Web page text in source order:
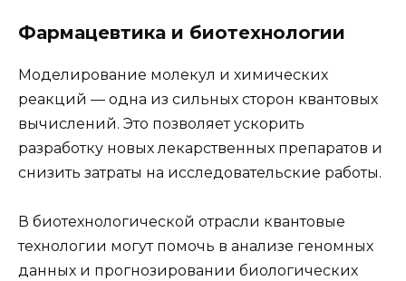
Фармацевтика и биотехнологии
Моделирование молекул и химических
реакций — одна из сильных сторон квантовых
вычислений. Это позволяет ускорить
разработку новых лекарственных препаратов и
снизить затраты на исследовательские работы.
В биотехнологической отрасли квантовые
технологии могут помочь в анализе геномных
данных и прогнозировании биологических